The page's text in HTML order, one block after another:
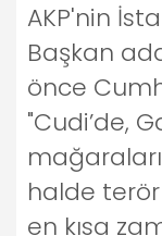
AKP'nin
Başkan
önce
"Cudi’de,
halde
en kısa